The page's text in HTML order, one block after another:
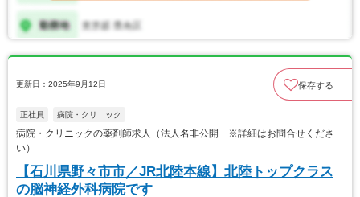
更新日：2025年9月12日 保存する
正社員 病院・クリニック
病院・クリニックの薬剤師求人（法人名非公開 ※詳細はお問合せくださ
い）
【石川県野々市市／JR北陸本線】北陸トップクラス
の脳神経外科病院です